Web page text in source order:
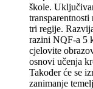
škole.
tri regije.
razini NQF-a 5
cjelovite
osnovi učenja
Također će se
zanimanje